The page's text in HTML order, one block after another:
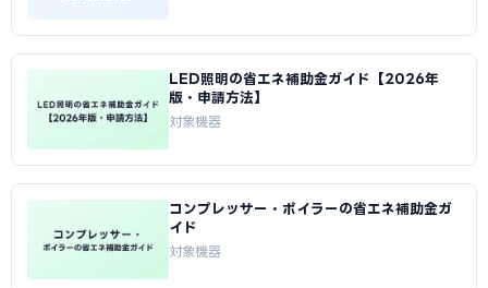
LED照明の省エネ補助金ガイド【2026年
版・申請方法】
対象機器
コンプレッサー・ボイラーの省エネ補助金ガ
イド
対象機器